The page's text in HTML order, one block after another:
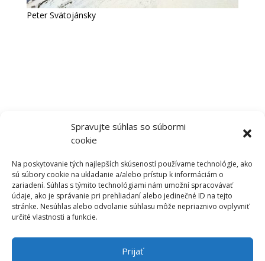
Spravujte súhlas so súbormi
cookie
Na poskytovanie tých najlepších skúseností používame technológie, ako
sú súbory cookie na ukladanie a/alebo prístup k informáciám o
zariadení. Súhlas s týmito technológiami nám umožní spracovávať
údaje, ako je správanie pri prehliadaní alebo jedinečné ID na tejto
stránke. Nesúhlas alebo odvolanie súhlasu môže nepriaznivo ovplyvniť
určité vlastnosti a funkcie.
Prijať
Peter Svätojánsky
Tvoj Ski – Alp portál
www.skialpinizmus.sk